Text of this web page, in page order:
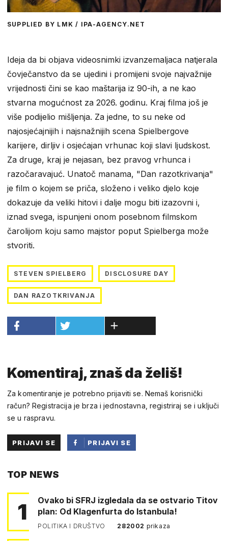
SUPPLIED BY LMK / IPA-AGENCY.NET
Ideja da bi objava videosnimki izvanzemaljaca natjerala
čovječanstvo da se ujedini i promijeni svoje najvažnije
vrijednosti čini se kao maštarija iz 90-ih, a ne kao
stvarna mogućnost za 2026. godinu. Kraj filma još je
više podijelio mišljenja. Za jedne, to su neke od
najosjećajnijih i najsnažnijih scena Spielbergove
karijere, dirljiv i osjećajan vrhunac koji slavi ljudskost.
Za druge, kraj je nejasan, bez pravog vrhunca i
razočaravajuć. Unatoč manama, "Dan razotkrivanja"
je film o kojem se priča, složeno i veliko djelo koje
dokazuje da veliki hitovi i dalje mogu biti izazovni i,
iznad svega, ispunjeni onom posebnom filmskom
čarolijom koju samo majstor poput Spielberga može
stvoriti.
STEVEN SPIELBERG DISCLOSURE DAY
DAN RAZOTKRIVANJA
Komentiraj, znaš da želiš!
Za komentiranje je potrebno prijaviti se. Nemaš korisnički
račun? Registracija je brza i jednostavna, registriraj se i uključi
se u raspravu.
PRIJAVI SE
PRIJAVI SE
TOP NEWS
1
Ovako bi SFRJ izgledala da se ostvario Titov
plan: Od Klagenfurta do Istanbula!
POLITIKA I DRUŠTVO 282002 prikaza